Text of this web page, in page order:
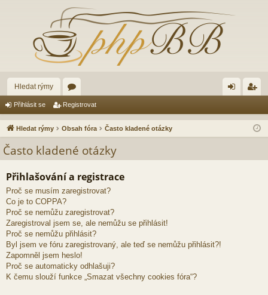
Hledat rýmy
ór
a lá
se
ist
va
Přihlásit se Registrovat
Hledat rýmy Obsah fóra Často kladené otázky
Často kladené otázky
Přihlašování a registrace
Proč se musím zaregistrovat?
Co je to COPPA?
Proč se nemůžu zaregistrovat?
Zaregistroval jsem se, ale nemůžu se přihlásit!
Proč se nemůžu přihlásit?
Byl jsem ve fóru zaregistrovaný, ale teď se nemůžu přihlásit?!
Zapomněl jsem heslo!
Proč se automaticky odhlašuji?
K čemu slouží funkce „Smazat všechny cookies fóra“?